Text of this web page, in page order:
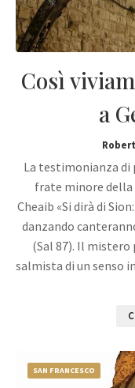
Così
a
La testimonianza di
frate minore della
Cheaib «Si dirà di
danzando
(Sal 87). Il mistero
salmista di un senso
SAN FRANCESCO